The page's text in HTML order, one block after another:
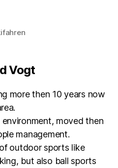
Vogt
more then 10 years now
moved then
management.
outdoor sports like
but also ball sports